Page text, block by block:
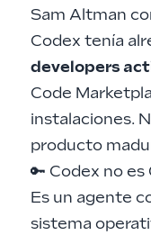
Sam Altman
Codex tenía
developers
Code
instalaciones.
producto
🔑 Codex no
Es un agente
sistema